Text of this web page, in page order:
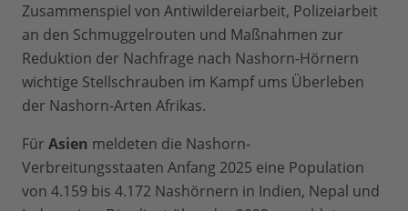
Zusammenspiel von Antiwildereiarbeit, Polizeiarbeit
an den Schmuggelrouten und Maßnahmen zur
Reduktion der Nachfrage nach Nashorn-Hörnern
wichtige Stellschrauben im Kampf ums Überleben
der Nashorn-Arten Afrikas.
Für Asien meldeten die Nashorn-
Verbreitungsstaaten Anfang 2025 eine Population
von 4.159 bis 4.172 Nashörnern in Indien, Nepal und